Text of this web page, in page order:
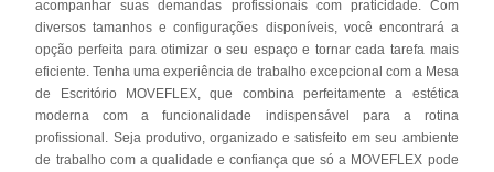
acompanhar suas demandas profissionais com praticidade. Com
diversos tamanhos e configurações disponíveis, você encontrará a
opção perfeita para otimizar o seu espaço e tornar cada tarefa mais
eficiente. Tenha uma experiência de trabalho excepcional com a Mesa
de Escritório MOVEFLEX, que combina perfeitamente a estética
moderna com a funcionalidade indispensável para a rotina
profissional. Seja produtivo, organizado e satisfeito em seu ambiente
de trabalho com a qualidade e confiança que só a MOVEFLEX pode